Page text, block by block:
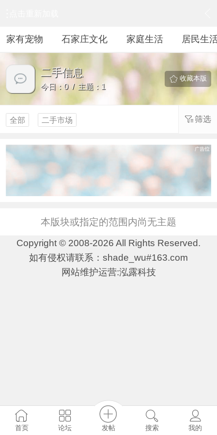
家有宠物 石家庄文化 家庭生活 居民生
二手信息
今日：0 / 主题：1
收藏本版
全部 二手市场 筛选
本版块或指定的范围内尚无主题
Copyright © 2008-2026 All Rights Reserved.
如有侵权请联系：shade_wu#163.com
网站维护运营:泓露科技
首页 论坛 发帖 搜索 我的